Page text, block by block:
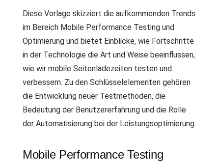
Diese Vorlage skizziert die aufkommenden Trends
im Bereich Mobile Performance Testing und
Optimierung und bietet Einblicke, wie Fortschritte
in der Technologie die Art und Weise beeinflussen,
wie wir mobile Seitenladezeiten testen und
verbessern. Zu den Schlüsselelementen gehören
die Entwicklung neuer Testmethoden, die
Bedeutung der Benutzererfahrung und die Rolle
der Automatisierung bei der Leistungsoptimierung.
Mobile Performance Testing